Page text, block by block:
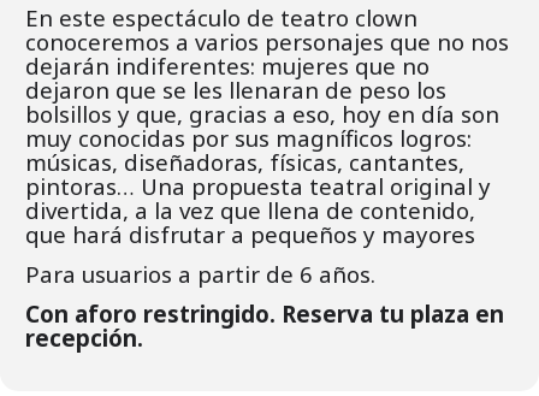
En este espectáculo de teatro clown
conoceremos a varios personajes que no nos
dejarán indiferentes: mujeres que no
dejaron que se les llenaran de peso los
bolsillos y que, gracias a eso, hoy en día son
muy conocidas por sus magníficos logros:
músicas, diseñadoras, físicas, cantantes,
pintoras… Una propuesta teatral original y
divertida, a la vez que llena de contenido,
que hará disfrutar a pequeños y mayores
Para usuarios a partir de 6 años.
Con aforo restringido. Reserva tu plaza en
recepción.